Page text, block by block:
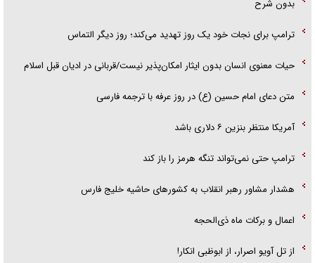
بدون شرح
ترامپ برای نجات خود یک روز تهدید می‌کند؛ روز دیگر التماس
حیات معنوی انسان بدون ایثار امکان‌پذیر نیست/قربانی در ادیان قبل اسلام
متن دعای امام حسین (ع) در روز عرفه با ترجمه فارسی
آمریکا منتظر بنزین ۶ دلاری باشد
ترامپ حتی نمی‌تواند تنگه هرمز را باز کند
هشدار مشاور رهبر انقلاب به کشور‌های حاشیه خلیج فارس
اعمال و برکات ماه ذی‌الحجه
از تل آویو اصرار، از ابوظبی انکار!